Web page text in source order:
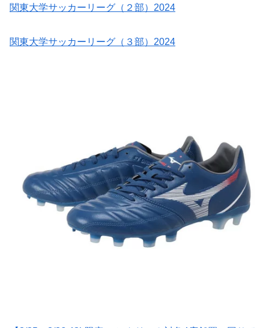
関東大学サッカーリーグ（２部）2024
関東大学サッカーリーグ（３部）2024